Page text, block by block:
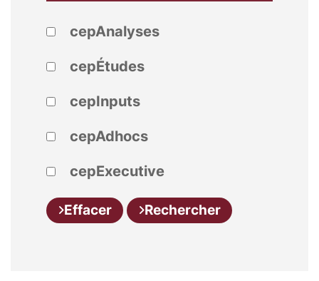
cepAnalyses
cepÉtudes
cepInputs
cepAdhocs
cepExecutive
Effacer Rechercher